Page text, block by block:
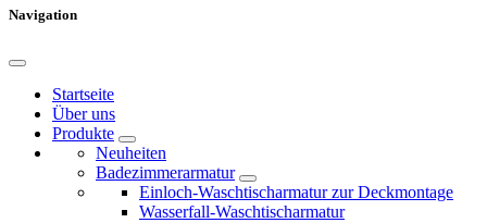
Navigation
Startseite
Über uns
Produkte
Neuheiten
Badezimmerarmatur
Einloch-Waschtischarmatur zur Deckmontage
Wasserfall-Waschtischarmatur